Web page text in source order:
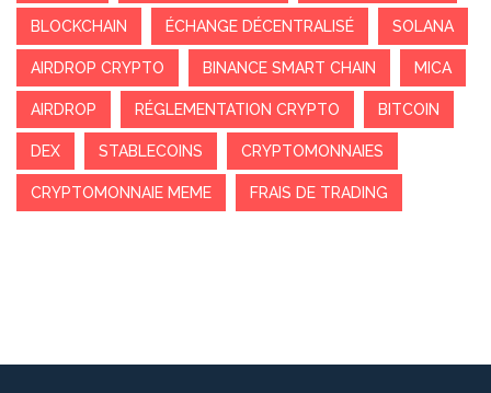
BLOCKCHAIN ÉCHANGE DÉCENTRALISÉ SOLANA
AIRDROP CRYPTO BINANCE SMART CHAIN MICA
AIRDROP RÉGLEMENTATION CRYPTO BITCOIN
DEX STABLECOINS CRYPTOMONNAIES
CRYPTOMONNAIE MEME FRAIS DE TRADING